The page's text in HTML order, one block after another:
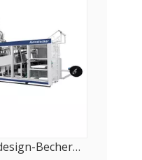
HFTF 80T Kippdesign-Bechermaschine für Lebensmittelverpackungen